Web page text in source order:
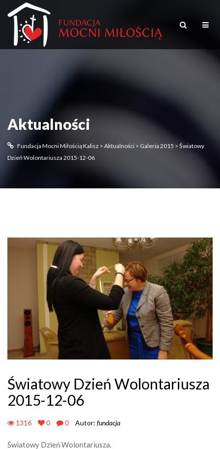
Aktualności
Fundacja Mocni Miłością Kalisz > Aktualności > Galeria 2015 > Światowy
Dzień Wolontariusza 2015-12-06
Światowy Dzień Wolontariusza
2015-12-06
1316 0 0 Autor: fundacja
Światowy Dzień Wolontariusza.